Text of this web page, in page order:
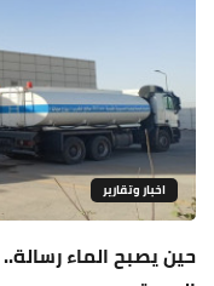
اخبار وتقارير
حين يصبح الماء